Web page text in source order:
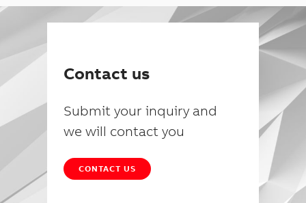
Contact us
Submit your inquiry and
we will contact you
CONTACT US